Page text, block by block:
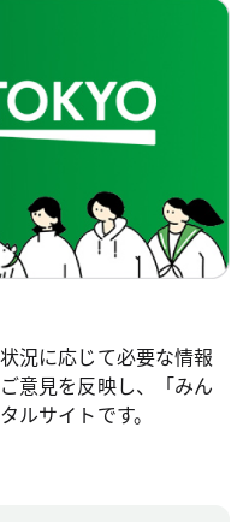
況に応じて必要な情報
意見を反映し、「みん
ルサイトです。